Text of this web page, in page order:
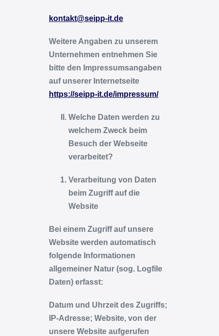
kontakt@seipp-it.de
Weitere Angaben zu unserem
Unternehmen entnehmen Sie
bitte den Impressumsangaben
auf unserer Internetseite
https://seipp-it.de/impressum/
Welche Daten werden zu
welchem Zweck beim
Besuch der Webseite
verarbeitet?
Verarbeitung von Daten
beim Zugriff auf die
Website
Bei einem Zugriff auf unsere
Website werden automatisch
folgende Informationen
allgemeiner Natur (sog. Logfile
Daten) erfasst:
Datum und Uhrzeit des Zugriffs;
IP-Adresse; Website, von der
unsere Website aufgerufen